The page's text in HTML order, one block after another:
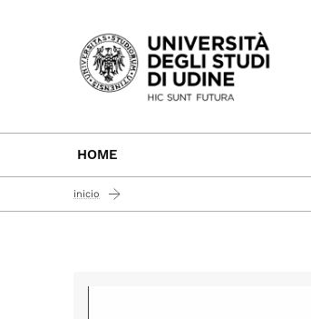
Passa al contenuto principale
HOME
inicio